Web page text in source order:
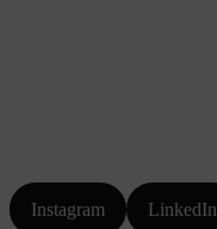
Instagram LinkedIn